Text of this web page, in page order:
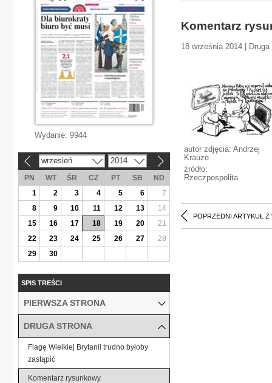
Komentarz
18 września 2014 |
autor zdjęcia: Andrzej
Krauze
źródło:
Rzeczpospolita
POPRZEDNI ARTYKUŁ Z
Wydanie: 9944
wrzesień 2014
PN WT ŚR CZ PT SB
ND
1
2 3 4 5 6
7
8
9 10 11 12 13
14
15
16 17 18 19 20
21
22
23 24 25 26 27
28
29
30
SPIS TREŚCI
PIERWSZA STRONA
DRUGA STRONA
Flagę Wielkiej Brytanii trudno byłoby
zastąpić
Komentarz rysunkowy